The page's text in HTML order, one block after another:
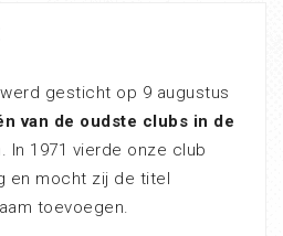
gesticht op 9 augustus
van de oudste clubs in de
. In 1971 vierde onze club
en mocht zij de titel
toevoegen.